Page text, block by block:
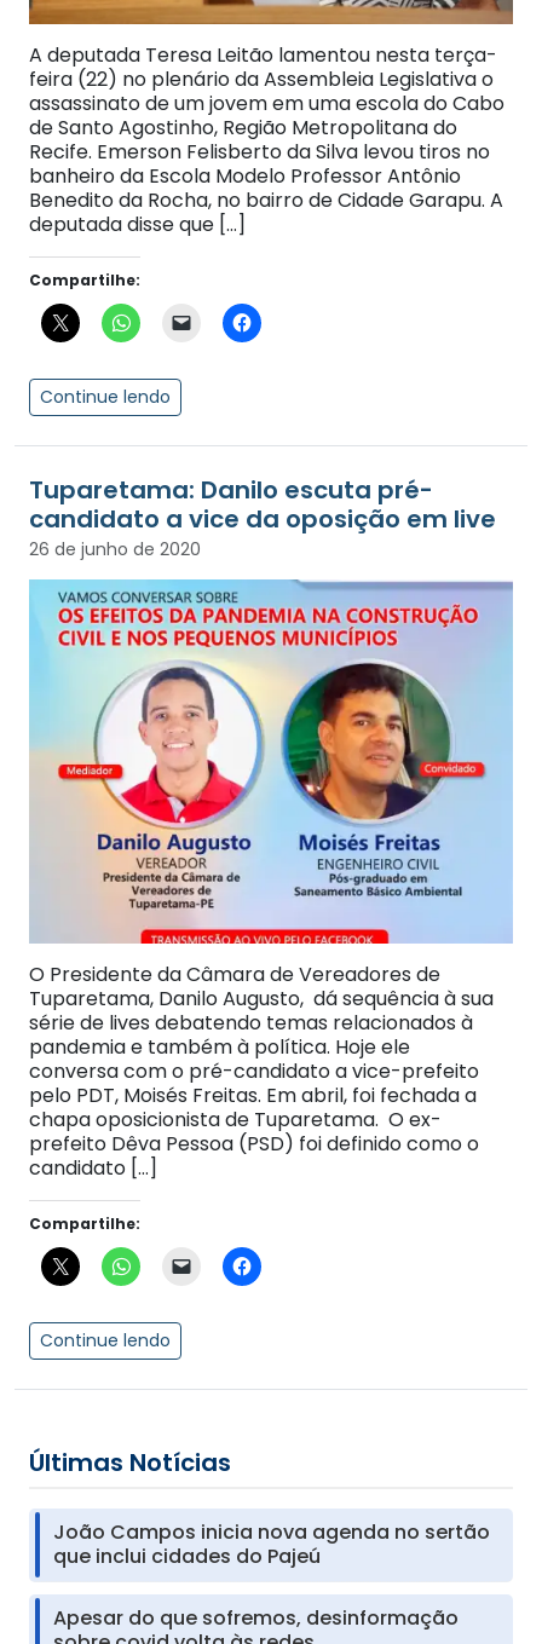
A deputada Teresa Leitão lamentou nesta terça-
feira (22) no plenário da Assembleia Legislativa o
assassinato de um jovem em uma escola do Cabo
de Santo Agostinho, Região Metropolitana do
Recife. Emerson Felisberto da Silva levou tiros no
banheiro da Escola Modelo Professor Antônio
Benedito da Rocha, no bairro de Cidade Garapu. A
deputada disse que […]
Compartilhe:
Continue lendo
Tuparetama: Danilo escuta pré-
candidato a vice da oposição em live
26 de junho de 2020
O Presidente da Câmara de Vereadores de
Tuparetama, Danilo Augusto, dá sequência à sua
série de lives debatendo temas relacionados à
pandemia e também à política. Hoje ele
conversa com o pré-candidato a vice-prefeito
pelo PDT, Moisés Freitas. Em abril, foi fechada a
chapa oposicionista de Tuparetama. O ex-
prefeito Dêva Pessoa (PSD) foi definido como o
candidato […]
Compartilhe:
Continue lendo
Últimas Notícias
João Campos inicia nova agenda no sertão
que inclui cidades do Pajeú
Apesar do que sofremos, desinformação